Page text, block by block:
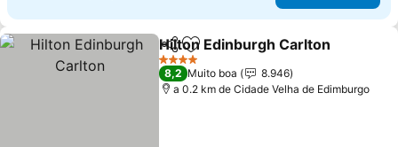
PartilharAdicionar aos favoritos
Hilton Edinburgh Carlton
4 Estrelas
8,2 Muito boa
8.946
a 0.2 km de Cidade Velha de Edimburgo